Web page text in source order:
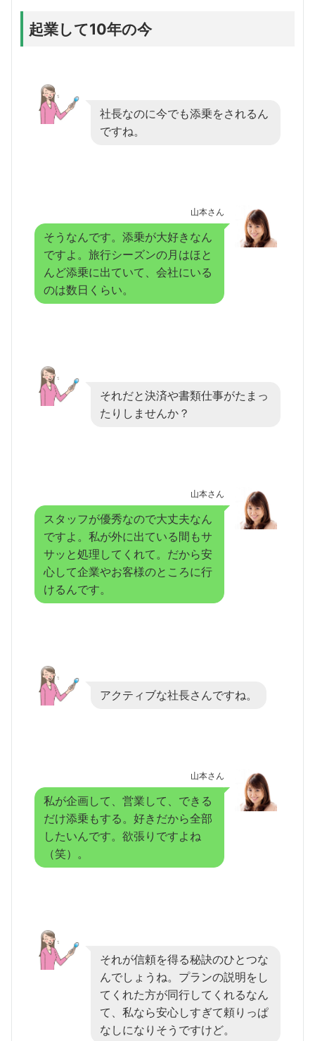
起業して10年の今
社長なのに今でも添乗をされるん
ですね。
山本さん
そうなんです。添乗が大好きなん
ですよ。旅行シーズンの月はほと
んど添乗に出ていて、会社にいる
のは数日くらい。
それだと決済や書類仕事がたまっ
たりしませんか？
山本さん
スタッフが優秀なので大丈夫なん
ですよ。私が外に出ている間もサ
サッと処理してくれて。だから安
心して企業やお客様のところに行
けるんです。
アクティブな社長さんですね。
山本さん
私が企画して、営業して、できる
だけ添乗もする。好きだから全部
したいんです。欲張りですよね
（笑）。
それが信頼を得る秘訣のひとつな
んでしょうね。プランの説明をし
てくれた方が同行してくれるなん
て、私なら安心しすぎて頼りっぱ
なしになりそうですけど。